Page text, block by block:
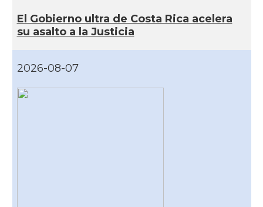
El Gobierno ultra de Costa Rica acelera
su asalto a la Justicia
2026-08-07